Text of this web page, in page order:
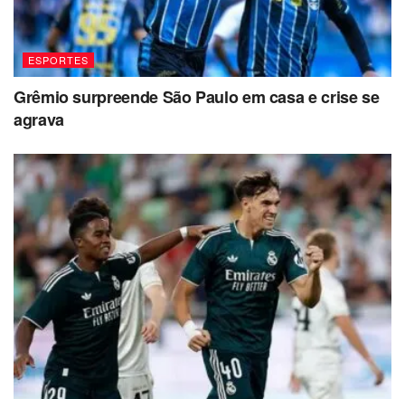
ESPORTES
Grêmio surpreende São Paulo em casa e crise se
agrava